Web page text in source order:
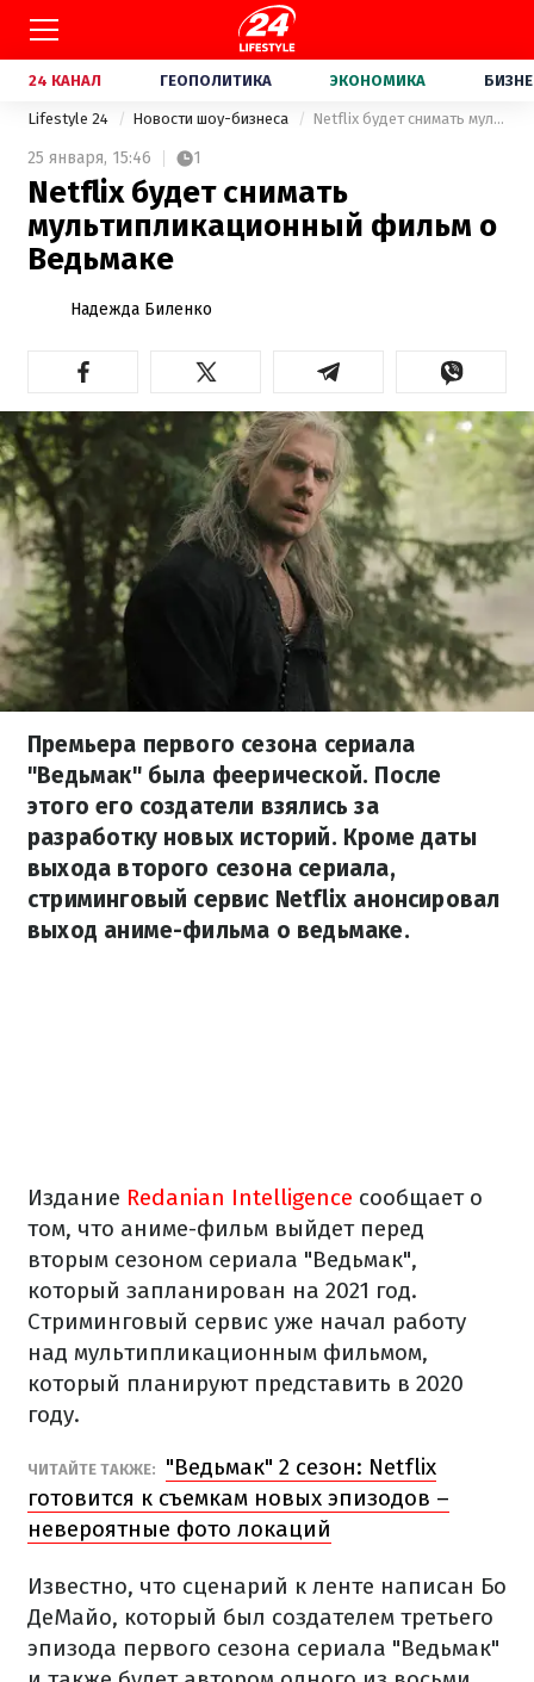
24 КАНАЛ ГЕОПОЛИТИКА ЭКОНОМИКА
Lifestyle 24 Новости шоу-бизнеса Netflix будет снимать мультипликационный фильм о Ведьмаке
25 января, 15:46 1
Netflix будет снимать
мультипликационный фильм о
Ведьмаке
Надежда Биленко
Премьера первого сезона сериала
"Ведьмак" была феерической. После
этого его создатели взялись за
разработку новых историй. Кроме даты
выхода второго сезона сериала,
стриминговый сервис Netflix анонсировал
выход аниме-фильма о ведьмаке.
Издание Redanian Intelligence сообщает о
том, что аниме-фильм выйдет перед
вторым сезоном сериала "Ведьмак",
который запланирован на 2021 год.
Стриминговый сервис уже начал работу
над мультипликационным фильмом,
который планируют представить в 2020
году.
ЧИТАЙТЕ ТАКЖЕ:
"Ведьмак" 2 сезон: Netflix
готовится к съемкам новых эпизодов –
невероятные фото локаций
Известно, что сценарий к ленте написан Бо
ДеМайо, который был создателем третьего
эпизода первого сезона сериала "Ведьмак"